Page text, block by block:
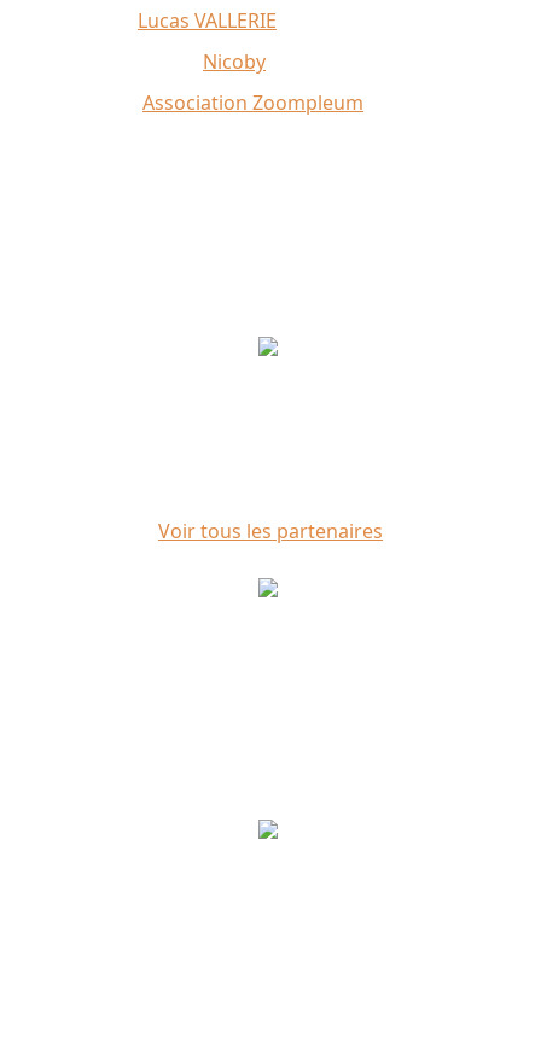
Lucas VALLERIE
Nicoby
Association Zoompleum
Voir tous les partenaires